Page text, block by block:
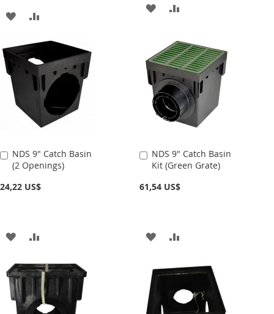
AÑADIR
LA
LISTA
DE
DESEOS
COMPARAR
AÑADIR
LA
LISTA
DE
DESEOS
AÑADIR
COMPARAR
NDS 9" Catch Basin
(2 Openings)
24,22 US$
Añadir
al
AÑADIR
LA
LISTA
COMPARAR
NDS 9" Catch Basin
Kit (Green Grate)
61,54 US$
Añadir
al
AÑADIR
LA
LISTA
AÑADIR
COMPARAR